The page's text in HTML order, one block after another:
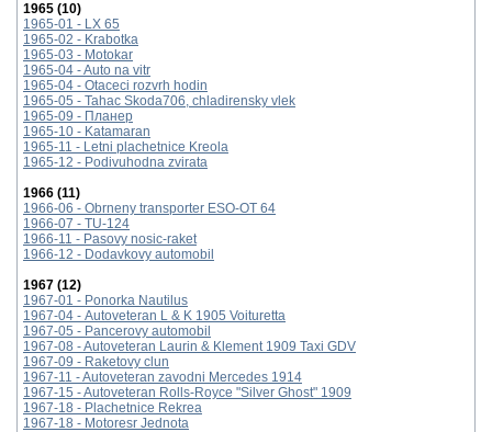
1965 (10)
1965-01 - LX 65
1965-02 - Krabotka
1965-03 - Motokar
1965-04 - Auto na vitr
1965-04 - Otaceci rozvrh hodin
1965-05 - Tahac Skoda706, chladirensky vlek
1965-09 - Планер
1965-10 - Katamaran
1965-11 - Letni plachetnice Kreola
1965-12 - Podivuhodna zvirata
1966 (11)
1966-06 - Obrneny transporter ESO-OT 64
1966-07 - TU-124
1966-11 - Pasovy nosic-raket
1966-12 - Dodavkovy automobil
1967 (12)
1967-01 - Ponorka Nautilus
1967-04 - Аutoveteran L & K 1905 Voituretta
1967-05 - Pancerovy automobil
1967-08 - Autoveteran Laurin & Klement 1909 Taxi GDV
1967-09 - Raketovy clun
1967-11 - Autoveteran zavodni Mercedes 1914
1967-15 - Autoveteran Rolls-Royce "Silver Ghost" 1909
1967-18 - Plachetnice Rekrea
1967-18 - Motoresr Jednota